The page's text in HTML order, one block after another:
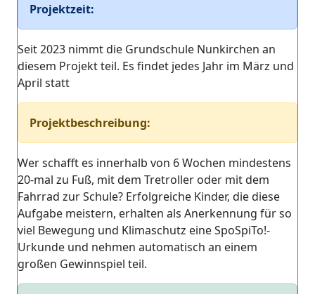
Projektzeit:
Seit 2023 nimmt die Grundschule Nunkirchen an
diesem Projekt teil. Es findet jedes Jahr im März und
April statt
Projektbeschreibung:
Wer schafft es innerhalb von 6 Wochen mindestens
20-mal zu Fuß, mit dem Tretroller oder mit dem
Fahrrad zur Schule? Erfolgreiche Kinder, die diese
Aufgabe meistern, erhalten als Anerkennung für so
viel Bewegung und Klimaschutz eine SpoSpiTo!-
Urkunde und nehmen automatisch an einem
großen Gewinnspiel teil.